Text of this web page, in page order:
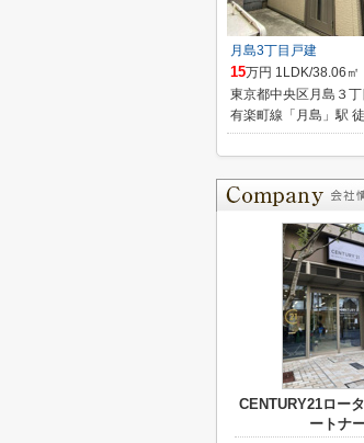
月島3丁目戸建
15万円 1LDK/38.06㎡
東京都中央区月島３丁
有楽町線「月島」駅
CENTURY21ロー
ートナ